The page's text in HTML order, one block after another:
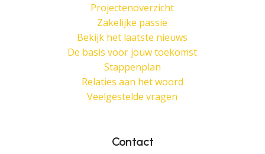
Projectenoverzicht
Zakelijke passie
Bekijk het laatste nieuws
De basis voor jouw toekomst
Stappenplan
Relaties aan het woord
Veelgestelde vragen
Contact